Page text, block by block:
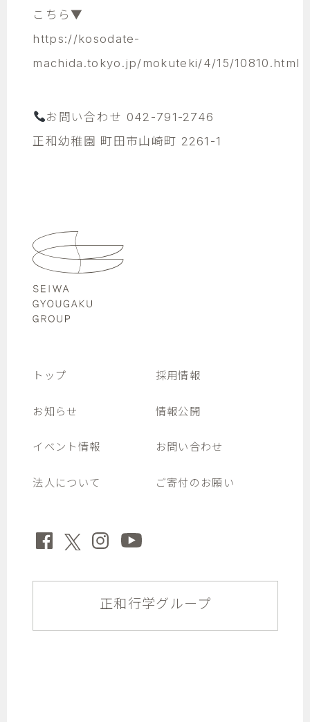
こちら▼
https://kosodate-
machida.tokyo.jp/mokuteki/4/15/10810.html
お問い合わせ 042-791-2746
正和幼稚園 町田市山崎町 2261-1
トップ
お知らせ
イベント情報
法人について
採用情報
情報公開
お問い合わせ
ご寄付のお願い
正和行学グループ